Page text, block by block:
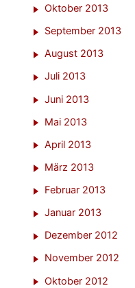
Oktober 2013
September 2013
August 2013
Juli 2013
Juni 2013
Mai 2013
April 2013
März 2013
Februar 2013
Januar 2013
Dezember 2012
November 2012
Oktober 2012